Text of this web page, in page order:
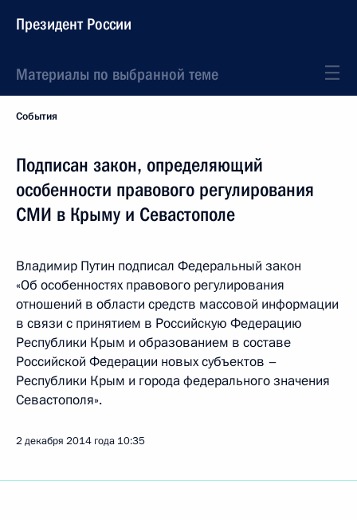
Президент России
Материалы по выбранной теме
События
Подписан закон, определяющий
особенности правового регулирования
СМИ в Крыму и Севастополе
Владимир Путин подписал Федеральный закон
«Об особенностях правового регулирования
отношений в области средств массовой информации
в связи с принятием в Российскую Федерацию
Республики Крым и образованием в составе
Российской Федерации новых субъектов –
Республики Крым и города федерального значения
Севастополя».
2 декабря 2014 года 10:35